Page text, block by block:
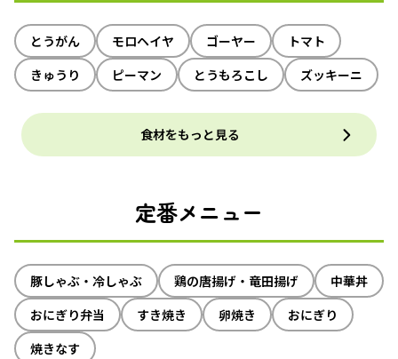
とうがん モロヘイヤ ゴーヤー
トマト
きゅうり
ピーマン とうもろこし ズッキーニ
食材をもっと見る
定番メニュー
豚しゃぶ・冷しゃぶ 鶏の唐揚げ・竜田揚げ
中華丼
おにぎり弁当
すき焼き 卵焼き
おにぎり
焼きなす